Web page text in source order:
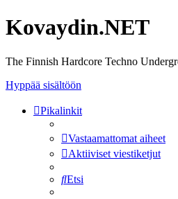
Kovaydin.NET
The Finnish Hardcore Techno
Hyppää sisältöön
Pikalinkit
Vastaamattomat aiheet
Aktiiviset viestiketjut
Etsi